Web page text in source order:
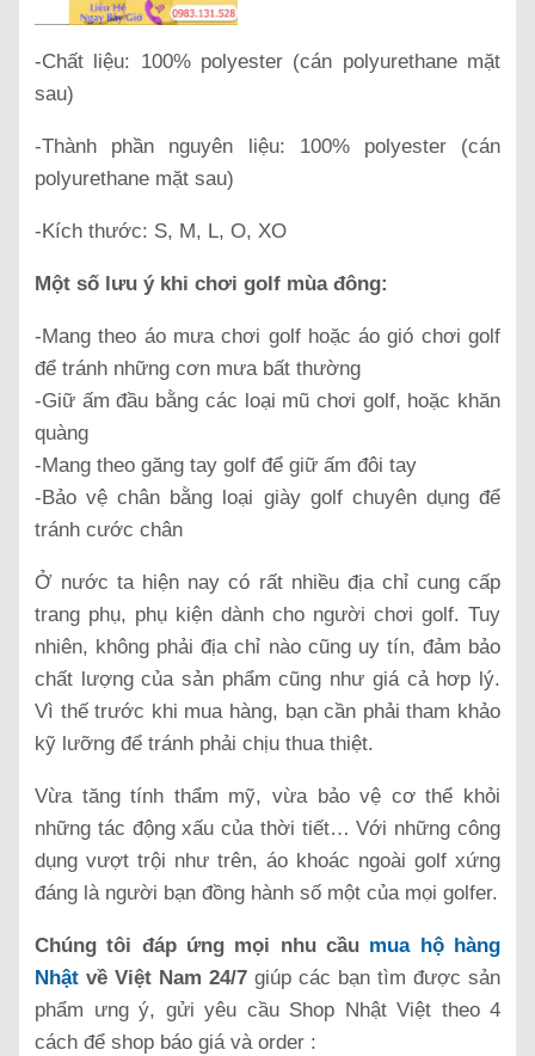
-Chất liệu: 100% polyester (cán polyurethane mặt
sau)
-Thành phần nguyên liệu: 100% polyester (cán
polyurethane mặt sau)
-Kích thước: S, M, L, O, XO
Một số lưu ý khi chơi golf mùa đông:
-Mang theo áo mưa chơi golf hoặc áo gió chơi golf
để tránh những cơn mưa bất thường
-Giữ ấm đầu bằng các loại mũ chơi golf, hoặc khăn
quàng
-Mang theo găng tay golf để giữ ấm đôi tay
-Bảo vệ chân bằng loại giày golf chuyên dụng để
tránh cước chân
Ở nước ta hiện nay có rất nhiều địa chỉ cung cấp
trang phụ, phụ kiện dành cho người chơi golf. Tuy
nhiên, không phải địa chỉ nào cũng uy tín, đảm bảo
chất lượng của sản phẩm cũng như giá cả hơp lý.
Vì thế trước khi mua hàng, bạn cần phải tham khảo
kỹ lưỡng để tránh phải chịu thua thiệt.
Vừa tăng tính thẩm mỹ, vừa bảo vệ cơ thể khỏi
những tác động xấu của thời tiết… Với những công
dụng vượt trội như trên, áo khoác ngoài golf xứng
đáng là người bạn đồng hành số một của mọi golfer.
Chúng tôi đáp ứng mọi nhu cầu mua hộ hàng
Nhật về Việt Nam 24/7 giúp các bạn tìm được sản
phẩm ưng ý, gửi yêu cầu Shop Nhật Việt theo 4
cách để shop báo giá và order :